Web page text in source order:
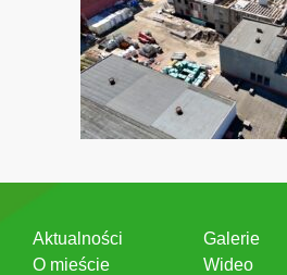
Aktualności
O mieście
Galerie
Wideo